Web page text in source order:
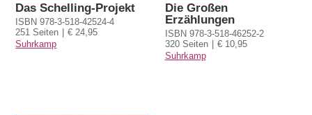
Das Schelling-Projekt
ISBN 978-3-518-42524-4
251 Seiten
€ 24,95
Suhrkamp
Die Großen
Erzählungen
ISBN 978-3-518-46252-2
320 Seiten
€ 10,95
Suhrkamp